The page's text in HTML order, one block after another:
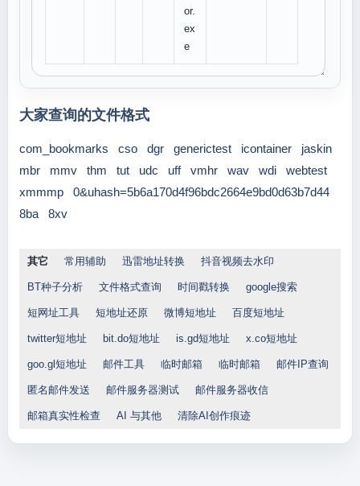
or.
ex
e
大家查询的文件格式
com_bookmarks cso dgr generictest icontainer
jaskin
mbr
mmv thm tut udc uff vmhr wav wdi
webtest
xmmmp
0&uhash=5b6a170d4f96bdc2664e9bd0d63b7d44
8ba
8xv
其它 常用辅助 迅雷地址转换 抖音视频去水印
BT种子分析 文件格式查询 时间戳转换 google搜索
短网址工具 短地址还原 微博短地址 百度短地址
twitter短地址 bit.do短地址 is.gd短地址 x.co短地址
goo.gl短地址 邮件工具 临时邮箱 临时邮箱 邮件IP查询
匿名邮件发送 邮件服务器测试 邮件服务器收信
邮箱真实性检查 AI 与其他 清除AI创作痕迹